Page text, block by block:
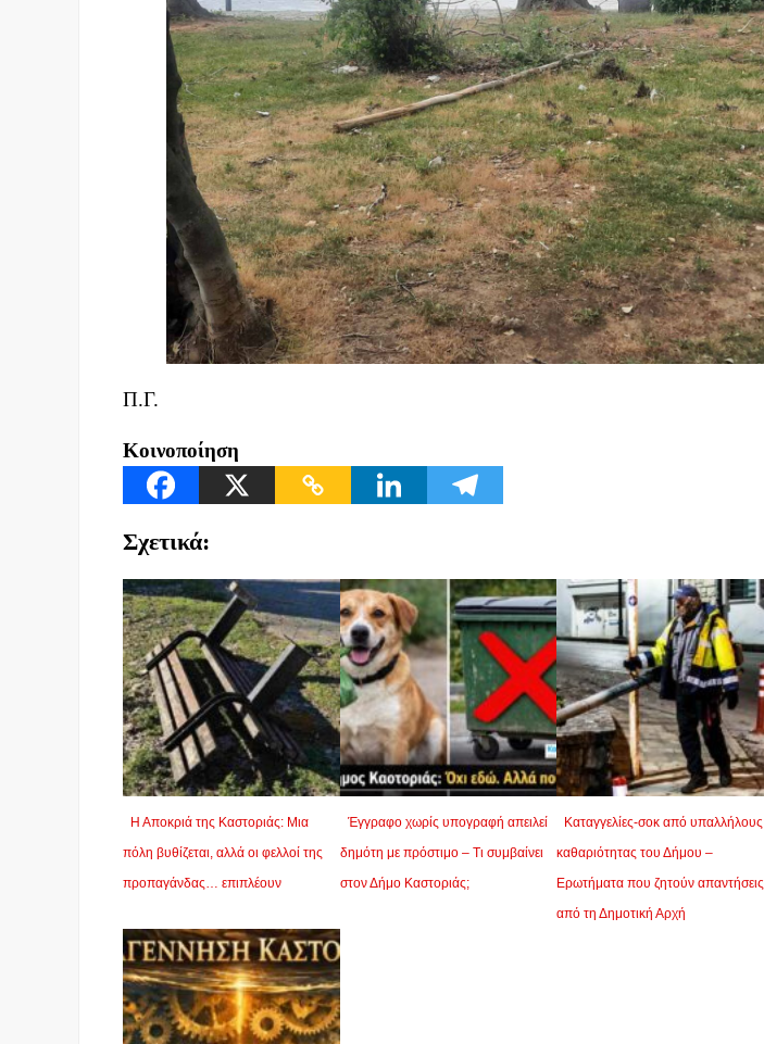
Π.Γ.
Κοινοποίηση
Σχετικά:
Η Αποκριά της Καστοριάς: Μια
πόλη βυθίζεται, αλλά οι φελλοί της
προπαγάνδας… επιπλέουν
Έγγραφο χωρίς υπογραφή απειλεί
δημότη με πρόστιμο – Τι συμβαίνει
στον Δήμο Καστοριάς;
Καταγγελίες-σοκ από υπαλλήλους
καθαριότητας του Δήμου –
Ερωτήματα που ζητούν απαντήσεις
από τη Δημοτική Αρχή